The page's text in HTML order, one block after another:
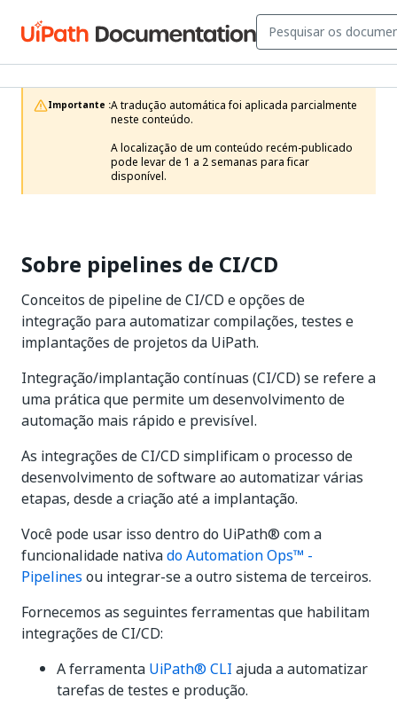
Importante :A tradução automática foi aplicada parcialmente
neste conteúdo.
A localização de um conteúdo recém-publicado
pode levar de 1 a 2 semanas para ficar
disponível.
Sobre pipelines de CI/CD
Conceitos de pipeline de CI/CD e opções de
integração para automatizar compilações, testes e
implantações de projetos da UiPath.
Integração/implantação contínuas (CI/CD) se refere a
uma prática que permite um desenvolvimento de
automação mais rápido e previsível.
As integrações de CI/CD simplificam o processo de
desenvolvimento de software ao automatizar várias
etapas, desde a criação até a implantação.
Você pode usar isso dentro do UiPath® com a
funcionalidade nativado Automation Ops™ -
Pipelines ou integrar-se a outro sistema de terceiros.
Fornecemos as seguintes ferramentas que habilitam
integrações de CI/CD:
A ferramenta UiPath® CLI ajuda a automatizar
tarefas de testes e produção.